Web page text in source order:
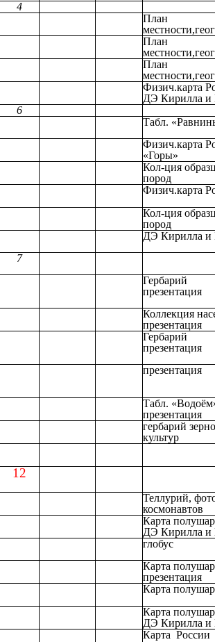
4
План
План
План
Физич.карта
ДЭ Кирилла и
6
Табл.
Физич.карта
«Горы»
Кол-ция
пород
Физич.карта
Кол-ция
пород
ДЭ Кирилла и
7
Гербарий
презентация
Коллекция
презентация
Гербарий
презентация
презентация
Табл.
презентация
гербарий
культур
12
Теллурий,
космонавтов
Карта
ДЭ Кирилла и
глобус
Карта
презентация
Карта
Карта
ДЭ Кирилла и
Карта России